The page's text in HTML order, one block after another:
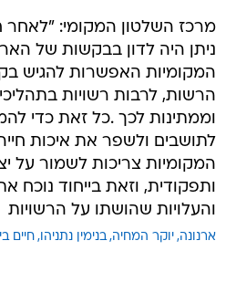
מרכז השלטון המקומי: "לאחר
ניתן היה לדון בבקשות של
המקומיות האפשרות להגיש
הרשות, לרבות רשויות
וממתינות לכך .כל זאת כדי
לתושבים ולשפר את איכות
המקומיות צריכות לשמור על
ותפקודית, וזאת בייחוד נוכח
והעלויות שהושתו על
ארנונה יוקר המחיה בנימין נתניהו חיים